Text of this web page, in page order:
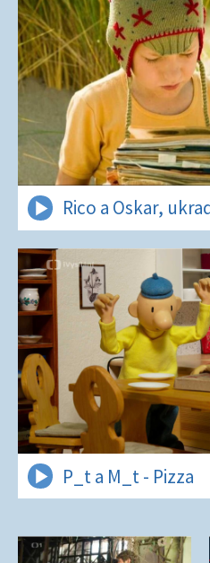
Rico a Oskar,
P_t a M_t - Pizza